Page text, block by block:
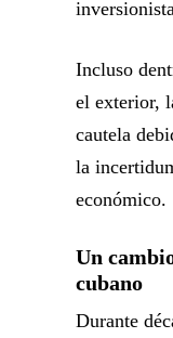
Incluso
el exterior,
cautela
la
económico.
Un
cubano
Durante